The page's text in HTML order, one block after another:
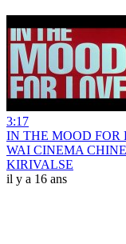
3:17
IN THE MOOD
WAI CINEMA CHINE
KIRIVALSE
il y a 16 ans